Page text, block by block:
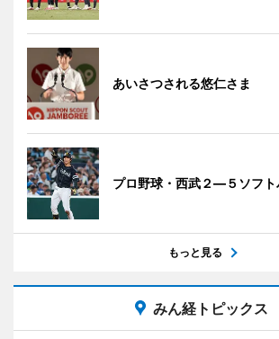
あいさつされる悠仁さま
プロ野球・西武２―５ソフト
もっと見る
みん経トピックス